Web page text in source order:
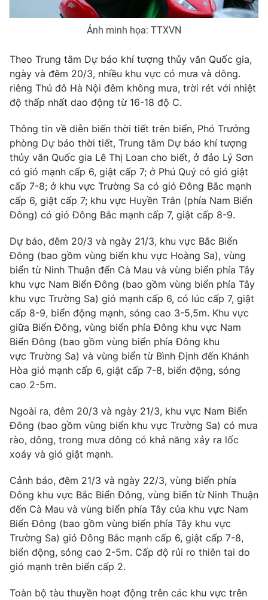
Giải sao mai
Chất lượng cuộc sống
Tuyển sinh
Hitech Công nghệ tương lai
Sản phẩm
Thị trường
Tư vấn
Giao lưu trực tuyến
Lịch phát sóng
Chuyên mục khác
Emagazine Podcast
Photo Infographic
Video Shorts video
VTV Money VTV Thể thao
VTV Sức khoẻ Bất động sản
Thị trường 24h Tấm lòng Việt
VTV4 Vươn mình bằng AI
VTV9 VTV8
Liên hệ tòa soạn English
THỜI BÁO VTV
Theo dõi báo trên
Ảnh minh họa: TTXVN
Theo Trung tâm Dự báo khí tượng thủy văn Quốc gia,
ngày và đêm 20/3, nhiều khu vực có mưa và dông.
riêng Thủ đô Hà Nội đêm không mưa, trời rét với nhiệt
độ thấp nhất dao động từ 16-18 độ C.
Thông tin về diễn biến thời tiết trên biển, Phó Trưởng
phòng Dự báo thời tiết, Trung tâm Dự báo khí tượng
thủy văn Quốc gia Lê Thị Loan cho biết, ở đảo Lý Sơn
có gió mạnh cấp 6, giật cấp 7; ở Phú Quý có gió giật
cấp 7-8; ở khu vực Trường Sa có gió Đông Bắc mạnh
cấp 6, giật cấp 7; khu vực Huyền Trân (phía Nam Biển
Đông) có gió Đông Bắc mạnh cấp 7, giật cấp 8-9.
Dự báo, đêm 20/3 và ngày 21/3, khu vực Bắc Biển
Đông (bao gồm vùng biển khu vực Hoàng Sa), vùng
biển từ Ninh Thuận đến Cà Mau và vùng biển phía Tây
khu vực Nam Biển Đông (bao gồm vùng biển phía Tây
khu vực Trường Sa) gió mạnh cấp 6, có lúc cấp 7, giật
cấp 8-9, biển động mạnh, sóng cao 3-5,5m. Khu vực
giữa Biển Đông, vùng biển phía Đông khu vực Nam
Biển Đông (bao gồm vùng biển phía Đông khu
vực Trường Sa) và vùng biển từ Bình Định đến Khánh
Hòa gió mạnh cấp 6, giật cấp 7-8, biển động, sóng
cao 2-5m.
Ngoài ra, đêm 20/3 và ngày 21/3, khu vực Nam Biển
Đông (bao gồm vùng biển khu vực Trường Sa) có mưa
rào, dông, trong mưa dông có khả năng xảy ra lốc
xoáy và gió giật mạnh.
Cảnh báo, đêm 21/3 và ngày 22/3, vùng biển phía
Đông khu vực Bắc Biển Đông, vùng biển từ Ninh Thuận
đến Cà Mau và vùng biển phía Tây của khu vực Nam
Biển Đông (bao gồm vùng biển phía Tây khu vực
Trường Sa) gió Đông Bắc mạnh cấp 6, giật cấp 7-8,
biển động, sóng cao 2-5m. Cấp độ rủi ro thiên tai do
gió mạnh trên biển cấp 2.
Toàn bộ tàu thuyền hoạt động trên các khu vực trên